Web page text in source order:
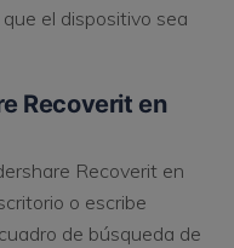
el dispositivo sea
Recoverit en
Recoverit en
o escribe
de búsqueda de